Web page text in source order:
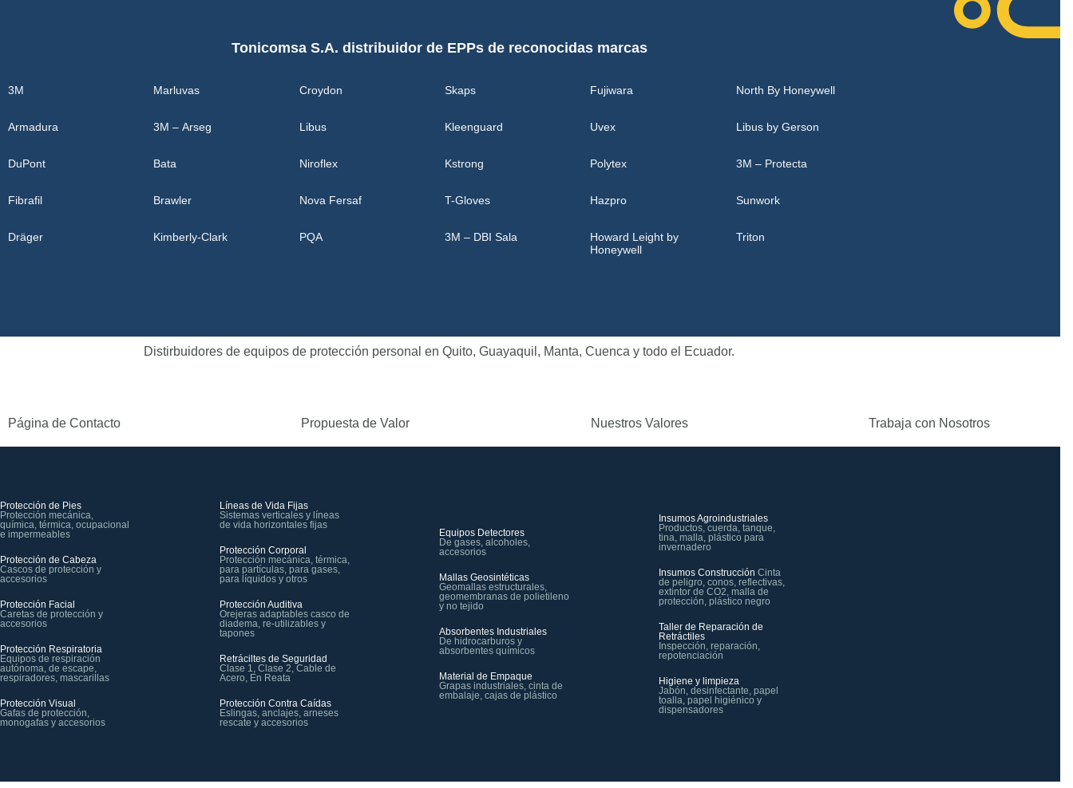
Tonicomsa S.A. distribuidor de EPPs de reconocidas marcas
3M
Armadura
DuPont
Fibrafil
Dräger
Marluvas
3M – Arseg
Bata
Brawler
Kimberly-Clark
Croydon
Libus
Niroflex
Nova Fersaf
PQA
Skaps
Kleenguard
Kstrong
T-Gloves
3M – DBI Sala
Fujiwara
Uvex
Polytex
Hazpro
Howard Leight by
Honeywell
North By Honeywell
Libus by Gerson
3M – Protecta
Sunwork
Triton
Distirbuidores de equipos de protección personal en Quito, Guayaquil, Manta, Cuenca y todo el Ecuador.
Página de Contacto Propuesta de Valor Nuestros Valores Trabaja con Nosotros
Protección de Pies
Protección mecánica,
química, térmica, ocupacional
e impermeables
Protección de Cabeza
Cascos de protección y
accesorios
Protección Facial
Caretas de protección y
accesorios
Protección Respiratoria
Equipos de respiración
autónoma, de escape,
respiradores, mascarillas
Protección Visual
Gafas de protección,
monogafas y accesorios
Líneas de Vida Fijas
Sistemas verticales y líneas
de vida horizontales fijas
Protección Corporal
Protección mecánica, térmica,
para partículas, para gases,
para líquidos y otros
Protección Auditiva
Orejeras adaptables casco de
diadema, re-utilizables y
tapones
Retráciltes de Seguridad
Clase 1, Clase 2, Cable de
Acero, En Reata
Protección Contra Caídas
Eslingas, anclajes, arneses
rescate y accesorios
Equipos Detectores
De gases, alcoholes,
accesorios
Mallas Geosintéticas
Geomallas estructurales,
geomembranas de polietileno
y no tejido
Absorbentes Industriales
De hidrocarburos y
absorbentes químicos
Material de Empaque
Grapas industriales, cinta de
embalaje, cajas de plástico
Insumos Agroindustriales
Productos, cuerda, tanque,
tina, malla, plástico para
invernadero
Insumos Construcción Cinta
de peligro, conos, reflectivas,
extintor de CO2, malla de
protección, plástico negro
Taller de Reparación de
Retráctiles
Inspección, reparación,
repotenciación
Higiene y limpieza
Jabón, desinfectante, papel
toalla, papel higiénico y
dispensadores